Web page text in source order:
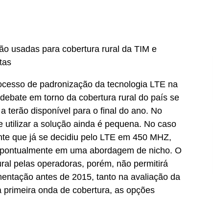
usadas para cobertura rural da TIM e
de padronização da tecnologia LTE na
em torno da cobertura rural do país se
terão disponível para o final do ano. No
a solução ainda é pequena. No caso
que já se decidiu pelo LTE em 450 MHZ,
em uma abordagem de nicho. O
pelas operadoras, porém, não permitirá
antes de 2015, tanto na avaliação da
onda de cobertura, as opções